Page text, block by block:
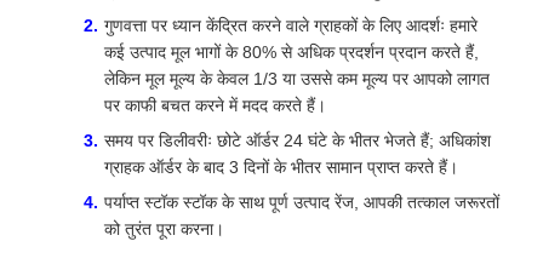
गुणवत्ता पर ध्यान केंद्रित करने वाले ग्राहकों के लिए आदर्शः हमारे
कई उत्पाद मूल भागों के 80% से अधिक प्रदर्शन प्रदान करते हैं,
लेकिन मूल मूल्य के केवल 1/3 या उससे कम मूल्य पर आपको लागत
पर काफी बचत करने में मदद करते हैं।
समय पर डिलीवरीः छोटे ऑर्डर 24 घंटे के भीतर भेजते हैं; अधिकांश
ग्राहक ऑर्डर के बाद 3 दिनों के भीतर सामान प्राप्त करते हैं।
पर्याप्त स्टॉक स्टॉक के साथ पूर्ण उत्पाद रेंज, आपकी तत्काल जरूरतों
को तुरंत पूरा करना।